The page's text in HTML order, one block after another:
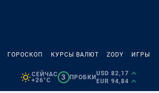
ГОРОСКОП КУРСЫ ВАЛЮТ ZODY ИГРЫ
СЕЙЧАС
+26°C
3 ПРОБКИ
USD 82,17
EUR 94,84